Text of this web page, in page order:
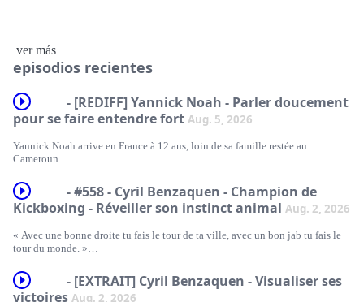
ver más
episodios recientes
- [REDIFF] Yannick Noah - Parler doucement
pour se faire entendre fort Aug. 5, 2026
Yannick Noah arrive en France à 12 ans, loin de sa famille restée au
Cameroun.
de ses journées.
En 1983, il gagne Roland-Garros, chez lui, devant ses parents, ses coachs et
son public. Le rêve exact qu'il avait visualisé des dizaines de fois.
pour se réinventer en chanteur. À contre-courant diront certains, au bon
moment selon lui.
Des années plus tard, nouveau virage : il devient capitaine de l'équipe de
France de Coupe Davis, puis coach de Fed Cup, puis consultant pour le PSG.
- #558 - Cyril Benzaquen - Champion de
Kickboxing - Réveiller son instinct animal Aug. 2, 2026
« Avec une bonne droite tu fais le tour de ta ville, avec un bon jab tu fais le
tour du monde. »
sont ceux qui le vivent vraiment.
Cyril Benzaquen fait partie des Français les plus titrés du secteur, avec 8
- [EXTRAIT] Cyril Benzaquen - Visualiser ses
victoires Aug. 2, 2026